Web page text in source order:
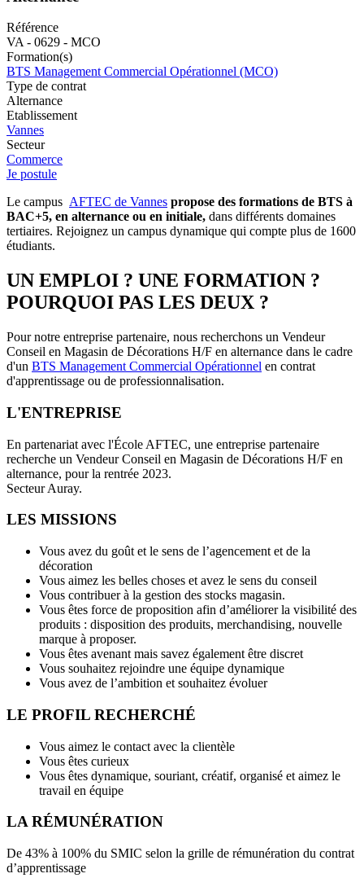
Référence
VA - 0629 - MCO
Formation(s)
BTS Management Commercial Opérationnel (MCO)
Type de contrat
Alternance
Etablissement
Vannes
Secteur
Commerce
Je postule
Le campus AFTEC de Vannes propose des formations de BTS à
BAC+5, en alternance ou en initiale, dans différents domaines
tertiaires. Rejoignez un campus dynamique qui compte plus de 1600
étudiants.
UN EMPLOI ? UNE FORMATION ?
POURQUOI PAS LES DEUX ?
Pour notre entreprise partenaire, nous recherchons un Vendeur
Conseil en Magasin de Décorations H/F en alternance dans le cadre
d'un BTS Management Commercial Opérationnel en contrat
d'apprentissage ou de professionnalisation.
L'ENTREPRISE
En partenariat avec l'École AFTEC, une entreprise partenaire
recherche un Vendeur Conseil en Magasin de Décorations H/F en
alternance, pour la rentrée 2023.
Secteur Auray.
LES MISSIONS
Vous avez du goût et le sens de l’agencement et de la
décoration
Vous aimez les belles choses et avez le sens du conseil
Vous contribuer à la gestion des stocks magasin.
Vous êtes force de proposition afin d’améliorer la visibilité des
produits : disposition des produits, merchandising, nouvelle
marque à proposer.
Vous êtes avenant mais savez également être discret
Vous souhaitez rejoindre une équipe dynamique
Vous avez de l’ambition et souhaitez évoluer
LE PROFIL RECHERCHÉ
Vous aimez le contact avec la clientèle
Vous êtes curieux
Vous êtes dynamique, souriant, créatif, organisé et aimez le
travail en équipe
LA RÉMUNÉRATION
De 43% à 100% du SMIC selon la grille de rémunération du contrat
d’apprentissage